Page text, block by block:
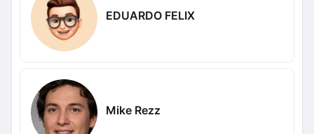
EDUARDO FELIX
Mike Rezz